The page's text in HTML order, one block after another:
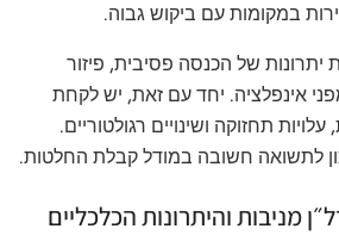
במקומות עם ביקוש גבוה.
יתרונות של הכנסה פסיבית, פיזור
אינפלציה. יחד עם זאת, יש לקחת
תחזוקה ושינויים רגולטוריים.
לתשואה חשובה במודל קבלת החלטות.
מניבות והיתרונות הכלכליים